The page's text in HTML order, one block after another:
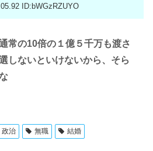
ID:bWGzRZUYO
常の10倍の１億５千万も渡さ
しないといけないから、そら
政治 無職 結婚